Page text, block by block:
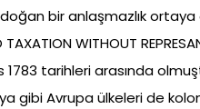
bir anlaşmazlık ortaya
WITHOUT
1783 tarihleri arasında
gibi Avrupa ülkeleri de